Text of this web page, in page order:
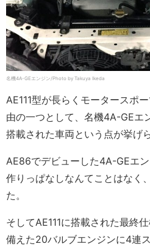
名機4A-GEエンジン/Photo by Takuya Ikeda
AE111型が長らくモータースポ
由の一つとして、名機4A-GEエ
搭載された車両という点が挙げ
AE86でデビューした4A-GEエ
作りっぱなしなんてことはなく
た。
そしてAE111に搭載された最終
備えた20バルブエンジンに4連